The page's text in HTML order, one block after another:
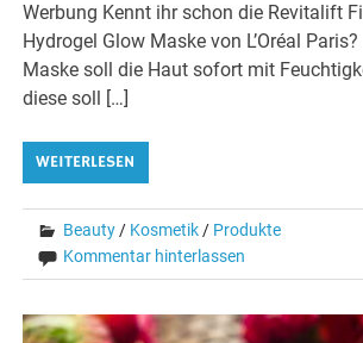
Werbung Kennt ihr schon die Revitalift
Hydrogel Glow Maske von L’Oréal
Maske soll die Haut sofort mit
diese soll […]
WEITERLESEN
Beauty/ Kosmetik/ Produkte
Kommentar hinterlassen